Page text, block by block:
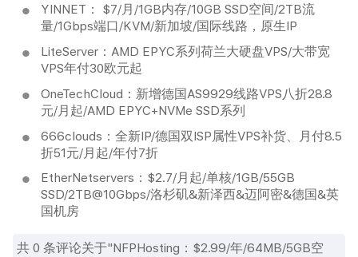
YINNET： $7/月/1GB内存/10GB SSD空间/2TB流
量/1Gbps端口/KVM/新加坡/国际线路，原生IP
LiteServer：AMD EPYC系列荷兰大硬盘VPS/大带宽
VPS年付30欧元起
OneTechCloud：新增德国AS9929线路VPS八折28.8
元/月起/AMD EPYC+NVMe SSD系列
666clouds：全新IP/德国双ISP属性VPS补货、月付8.5
折51元/月起/年付7折
EtherNetservers：$2.7/月起/单核/1GB/55GB
SSD/2TB@10Gbps/洛杉矶&新泽西&迈阿密&德国&英
国机房
共0 条评论关于"NFPHosting：$2.99/年/64MB/5GB空